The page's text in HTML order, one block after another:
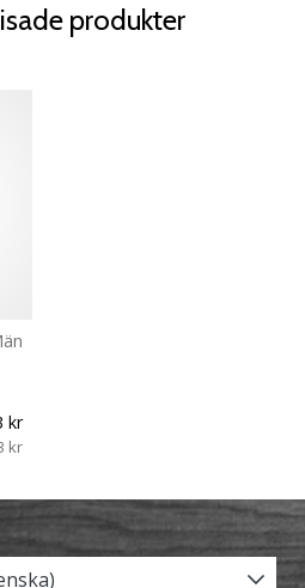
produkter
kr
kr